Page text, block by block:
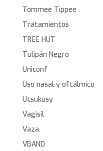
Tommee Tippee
Tratamientos
TREE HUT
Tulipán Negro
Uniconf
Uso nasal y oftálmico
Utsukusy
Vagisil
Vaza
VBAND